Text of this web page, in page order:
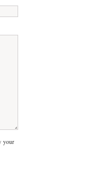
your